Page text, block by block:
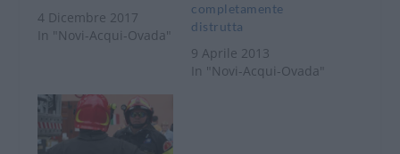
4 Dicembre 2017
In "Novi-Acqui-Ovada"
completamente
distrutta
9 Aprile 2013
In "Novi-Acqui-Ovada"